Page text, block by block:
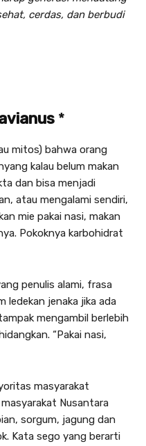
cerdas, dan berbudi
*
mitos) bahwa orang
kalau belum makan
dan bisa menjadi
atau mengalami sendiri,
mie pakai nasi, makan
Pokoknya karbohidrat
penulis alami, frasa
ledekan jenaka jika ada
mengambil berlebih
“Pakai nasi,
masyarakat
Nusantara
sorgum, jagung dan
Kata sego yang berarti